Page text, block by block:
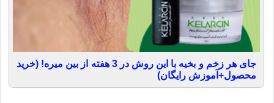
جای هر زخم و بخیه با این روش در 3 هفته از بین میره! (خرید
محصول+آموزش رایگان)